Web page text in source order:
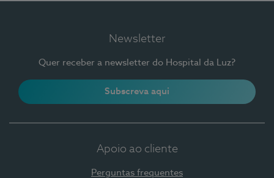
Newsletter
Quer receber a newsletter do Hospital da Luz?
Subscreva aqui
Apoio ao cliente
Perguntas frequentes